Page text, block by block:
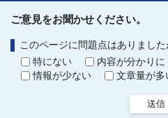
ご意見をお聞かせください。
このページに問題点はありました
特にない
内容が分かりに
情報が少ない
文章量が多
送信